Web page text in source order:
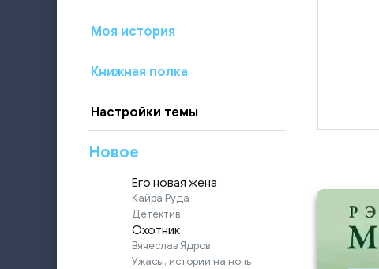
Моя история
Книжная полка
Настройки темы
Новое
Его новая жена
Кайра Руда
Детектив
Охотник
Вячеслав Ядров
Ужасы, истории на ночь